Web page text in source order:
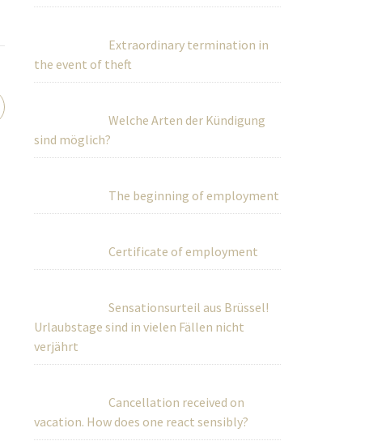
Extraordinary termination in
the event of theft
Welche Arten der Kündigung
sind möglich?
The beginning of employment
Certificate of employment
Sensationsurteil aus Brüssel!
Urlaubstage sind in vielen Fällen nicht
verjährt
Cancellation received on
vacation. How does one react sensibly?